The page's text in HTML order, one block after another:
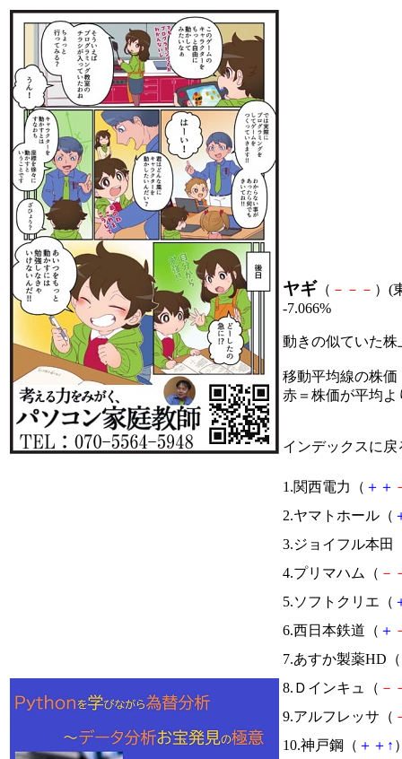
ヤギ （ － － － ）(
-7.066%
動きの似ていた
移動平均線の株価
赤＝株価が平均
インデックスに戻
1.関西電力（ ＋ ＋
2.ヤマトホール（
3.ジョイフル本田
4.プリマハム（ －
5.ソフトクリエ（
6.西日本鉄道（ ＋
7.あすか製薬HD（
8.Ｄインキュ（ －
9.アルフレッサ（
10.神戸鋼（ ＋ ＋ ↑